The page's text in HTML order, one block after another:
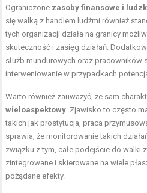
Ograniczone zasoby finansowe i
się walką z handlem ludźmi również
tych organizacji działa na granicy
skuteczność i zasięg działań.
służb mundurowych oraz pracowników
interweniowanie w przypadkach
Warto również zauważyć, że sam
wieloaspektowy . Zjawisko to często
takich jak prostytucja, praca
sprawia, że monitorowanie takich
związku z tym, całe podejście do walki
zintegrowane i skierowane na wiele
pożądane efekty.